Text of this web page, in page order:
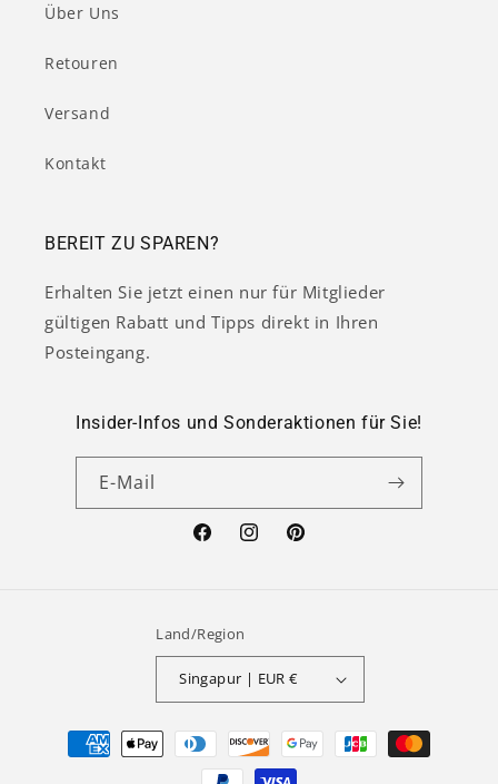
Über Uns
Retouren
Versand
Kontakt
BEREIT ZU SPAREN?
Erhalten Sie jetzt einen nur für Mitglieder
gültigen Rabatt und Tipps direkt in Ihren
Posteingang.
Insider-Infos und Sonderaktionen für Sie!
E-Mail
FacebookInstagramPinterest
Land/Region
Singapur | EUR €
Zahlungsmethoden